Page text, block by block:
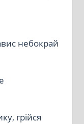
небокрай
грійся